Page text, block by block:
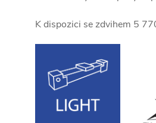
K dispozici se zdvihem 5